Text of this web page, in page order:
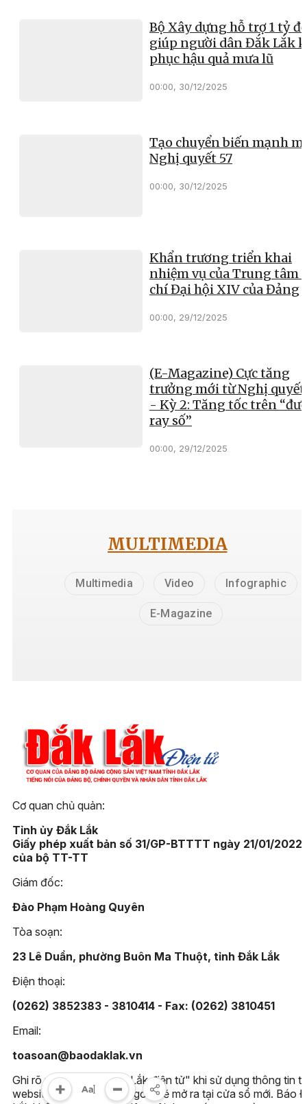
Bộ Xây dựng hỗ trợ 1 tỷ
giúp người dân Đắk Lắk
phục hậu quả mưa lũ
00:00, 30/12/2025
Tạo chuyển biến mạnh
Nghị quyết 57
00:00, 30/12/2025
Khẩn trương triển khai
nhiệm vụ của Trung tâm
chí Đại hội XIV của Đảng
00:00, 29/12/2025
(E-Magazine) Cực tăng
trưởng mới từ Nghị quyết
- Kỳ 2: Tăng tốc trên
ray số”
00:00, 29/12/2025
MULTIMEDIA
Multimedia Video Infographic
E-Magazine
Cơ quan chủ quản:
Tỉnh ủy Đắk Lắk
Giấy phép xuất bản số 31/GP-BTTTT ngày 21/01/2022
của bộ TT-TT
Giám đốc:
Đào Phạm Hoàng Quyên
Tòa soạn:
23 Lê Duẩn, phường Buôn Ma Thuột, tỉnh Đắk Lắk
Điện thoại:
(0262) 3852383 - 3810414 - Fax: (0262) 3810451
Email:
toasoan@baodaklak.vn
Ghi rõ nguồn "Báo Đắk Lắk điện tử" khi sử dụng thông tin
website này. Các trang ngoài sẽ mở ra tại cửa sổ mới. Báo